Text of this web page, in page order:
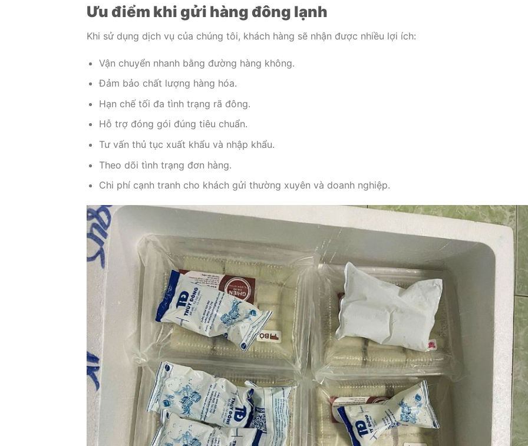
Ưu điểm khi gửi hàng đông lạnh
Khi sử dụng dịch vụ của chúng tôi, khách hàng sẽ nhận được nhiều lợi ích:
Vận chuyển nhanh bằng đường hàng không.
Đảm bảo chất lượng hàng hóa.
Hạn chế tối đa tình trạng rã đông.
Hỗ trợ đóng gói đúng tiêu chuẩn.
Tư vấn thủ tục xuất khẩu và nhập khẩu.
Theo dõi tình trạng đơn hàng.
Chi phí cạnh tranh cho khách gửi thường xuyên và doanh nghiệp.